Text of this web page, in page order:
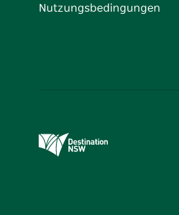
Nutzungsbedingungen